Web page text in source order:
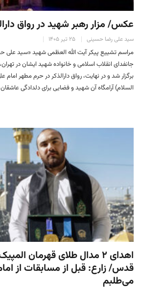
عکس/ مزار رهبر شهید در رواق
سید علی رضا حسینی ۲۵ تیر ۱۴۰۵
مراسم تشییع پیکر آیت الله العظمی شهید «سید علی
جانفدای انقلاب اسلامی و خانواده شهید ایشان در
برگزار شد و در نهایت، رواق دارالذکر در حرم مطهر امام
السلام) آرامگاه آن شهید و فضایی برای دلدادگی
اهدای ۲ مدال طلای قهرمان
قدس/ زارع: قبل از مسابقات از
می‌طلبم